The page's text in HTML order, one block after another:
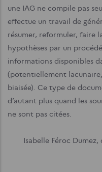
une IAG ne compile pas
effectue un travail de
résumer, reformuler, faire
hypothèses par un
informations disponibles
(potentiellement
biaisée). Ce type de
d’autant plus quand les
ne sont pas citées.
Isabelle Féroc